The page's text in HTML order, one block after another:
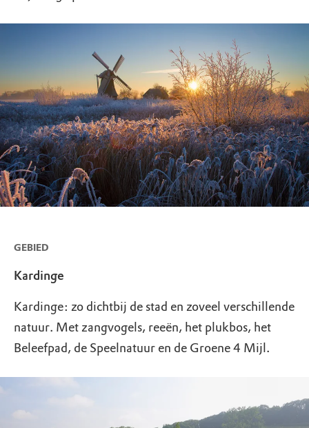
GEBIED
Kardinge
Kardinge: zo dichtbij de stad en zoveel verschillende
natuur. Met zangvogels, reeën, het plukbos, het
Beleefpad, de Speelnatuur en de Groene 4 Mijl.